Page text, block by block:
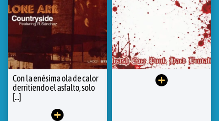
Con la enésima ola de calor
derritiendo el asfalto, solo
[...]